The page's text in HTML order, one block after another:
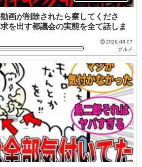
画が削除されたら察してくださ
を出す都議会の実態を全て話しま
2026.08.07
グルメ